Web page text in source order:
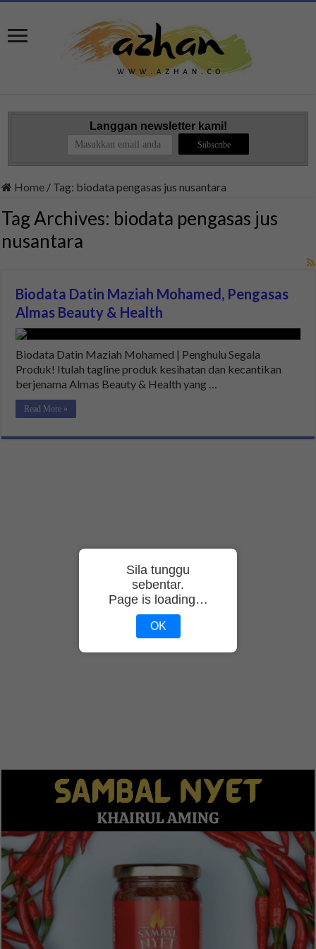
Langgan newsletter kami!
Home / Tag: biodata pengasas jus nusantara
Tag Archives: biodata pengasas jus
nusantara
Biodata Datin Maziah Mohamed, Pengasas
Almas Beauty & Health
Biodata Datin Maziah Mohamed | Penghulu Segala
Produk! Itulah tagline produk kesihatan dan kecantikan
berjenama Almas Beauty & Health yang …
Read More »
Sila tunggu
sebentar.
Page is loading…
OK